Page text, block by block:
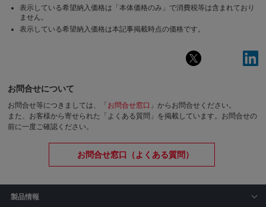
表示している希望納入価格は「本体価格のみ」で消費税等は含まれており
ません。
表示している希望納入価格は本記事掲載時点の価格です。
お問合せについて
お問合せ等につきましては、「 お問合せ窓口 」からお問合せください。
また、お客様から寄せられた「よくある質問」を掲載しています。お問合せの
前に一度ご確認ください。
お問合せ窓口（よくある質問）
製品情報